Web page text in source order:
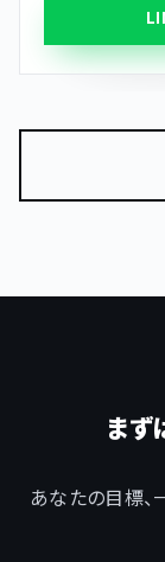
まず
あなたの目標